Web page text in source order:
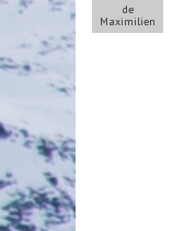
de
Maximilien